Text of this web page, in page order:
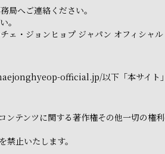
局へご連絡ください。
。
・ジョンヒョプ ジャパン オフィシャル
official.jp/以下「本サイト
テンツに関する著作権その他一切の権
止いたします。